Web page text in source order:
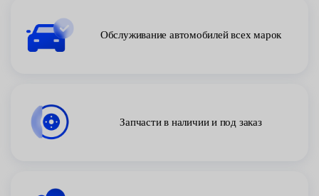
Обслуживание автомобилей всех марок
Запчасти в наличии и под заказ